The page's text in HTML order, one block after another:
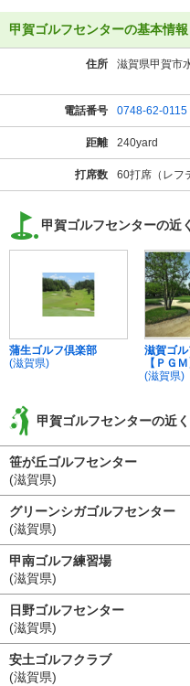
甲賀ゴルフセンターの基本情報
住所 滋賀県甲賀市
電話番号 0748-62-0115
距離 240yard
打席数 60打席（レフ
甲賀ゴルフセンターの近
蒲生ゴルフ倶楽部
(滋賀県)
滋賀ゴ
【ＰＧＭ
(滋賀県)
甲賀ゴルフセンターの近
笹が丘ゴルフセンター
(滋賀県)
グリーンシガゴルフセンター
(滋賀県)
甲南ゴルフ練習場
(滋賀県)
日野ゴルフセンター
(滋賀県)
安土ゴルフクラブ
(滋賀県)